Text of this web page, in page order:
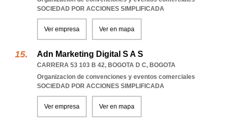
SOCIEDAD POR ACCIONES SIMPLIFICADA
Ver empresa Ver en mapa
Adn Marketing Digital S A S
CARRERA 53 103 B 42, BOGOTA D C, BOGOTA
Organizacion de convenciones y eventos comerciales
SOCIEDAD POR ACCIONES SIMPLIFICADA
Ver empresa Ver en mapa